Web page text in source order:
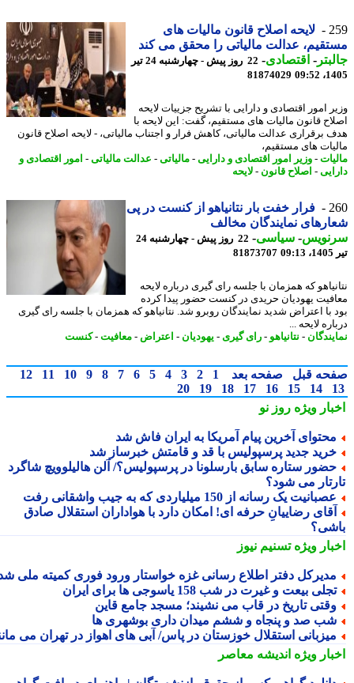
لایحه اصلاح قانون مالیات های
عدالت مالیاتی را محقق می کند
-اقتصادی-
22 روز پیش - چهارشنبه 24 تیر
81874029
امور اقتصادی و دارایی با تشریح جزییات لایحه
قانون مالیات های مستقیم، گفت: این لایحه با
برقراری عدالت مالیاتی، کاهش فرار و اجتناب مالیاتی، - لایحه اصلاح قانون
های مستقیم،
-وزیر امور اقتصادی و دارایی- مالیاتی-عدالت مالیاتی-امور اقتصادی و
- اصلاح قانون-لایحه
فرار خفت بار نتانیاهو از کنست در پی
نمایندگان مخالف
-سیاسی-
22 روز پیش - چهارشنبه 24
81873707
که همزمان با جلسه رای گیری درباره لایحه
یهودیان حریدی در کنست حضور پیدا کرده
با اعتراض شدید نمایندگان روبرو شد. نتانیاهو که همزمان با جلسه رای گیری
لایحه ...
-نتانیاهو-رای گیری- یهودیان-اعتراض -معافیت-کنست
قبل صفحه بعد 1
2
3
4
5
6
7
8
9
10
11
12
14
15
16
17
18
19
20
ویژهروز نو
آخرین پیام آمریکا به ایران فاش شد
جدید پرسپولیس با قد و قامتش خبرساز شد
ستاره سابق بارسلونا در پرسپولیس؟/ آلن هالیلوویچ شاگرد
می شود؟
یک رسانه از 150 میلیاردی که به جیب واشقانی رفت
رضاییانِ حرفه ای! امکان دارد با هواداران استقلال صادق
ویژهتسنیم نیوز
دفتر اطلاع رسانی غزه خواستار ورود فوری کمیته ملی شد
بیعت و غیرت در شب 158 یاسوجی ها برای ایران
تاریخ در قاب می نشیند؛ مسجد جامع قاین
صد و پنجاه و ششم میدان داری بوشهری ها
استقلال خوزستان در پاس/ آبی های اهواز در تهران می مانند
ویژهاندیشه معاصر